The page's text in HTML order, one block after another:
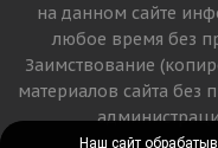
на данном сайте
любое время без
Заимствование
материалов сайта без
Наш сайт
Наш сайт